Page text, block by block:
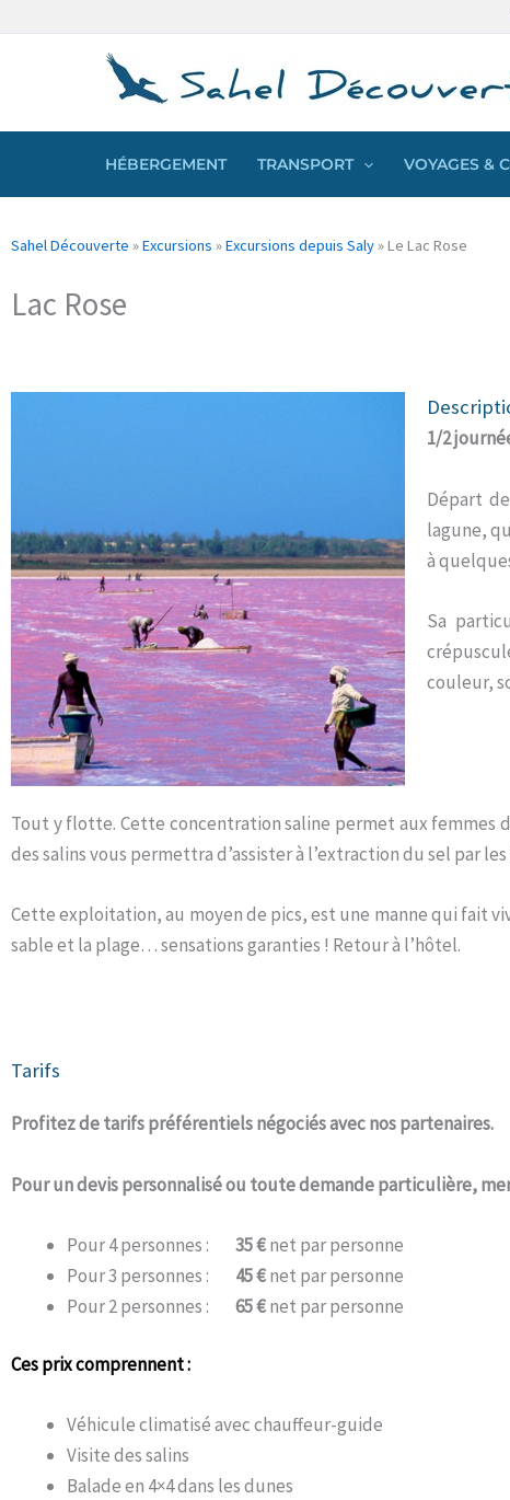
HÉBERGEMENT TRANSPORT VOYAGES &
Sahel Découverte »Excursions »Excursions depuis Saly»Le Lac Rose
Lac Rose
1/2
Départ
lagune,
à
Sa
couleur,
Tout y flotte. Cette concentration saline permet aux femmes
des salins vous permettra d’assister à l’extraction du sel par
Cette exploitation, au moyen de pics, est une manne qui fait
sable et la plage… sensations garanties ! Retour à l’hôtel.
Tarifs
Profitez de tarifs préférentiels négociés avec nos partenaires.
Pour un devis personnalisé ou toute demande particulière,
Pour 4 personnes : 35 €net par personne
Pour 3 personnes : 45 €net par personne
Pour 2 personnes : 65 €net par personne
Ces prix comprennent :
Véhicule climatisé avec chauffeur-guide
Visite des salins
Balade en 4×4 dans les dunes